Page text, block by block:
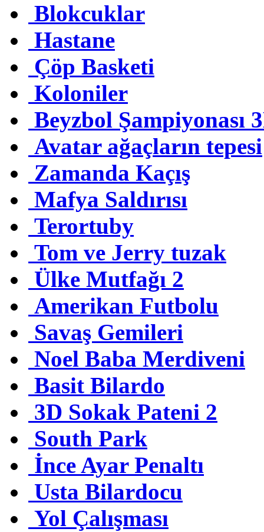
Blokcuklar
Hastane
Çöp Basketi
Koloniler
Beyzbol Şampiyonası
Avatar ağaçların tepesi
Zamanda Kaçış
Mafya Saldırısı
Terortuby
Tom ve Jerry tuzak
Ülke Mutfağı 2
Amerikan Futbolu
Savaş Gemileri
Noel Baba Merdiveni
Basit Bilardo
3D Sokak Pateni 2
South Park
İnce Ayar Penaltı
Usta Bilardocu
Yol Çalışması